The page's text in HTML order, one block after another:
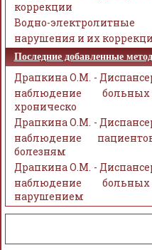
коррекции
Водно-электролитные
нарушения и их
Последние добавленные
Драпкина О.М. -
наблюдение
хроническо
Драпкина О.М. -
наблюдение
болезням
Драпкина О.М. -
наблюдение
нарушением